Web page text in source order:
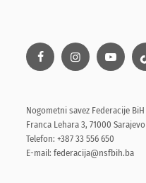
Nogometni savez Federacije BiH
Franca Lehara 3, 71000 Sarajevo
Telefon: +387 33 556 650
E-mail: federacija@nsfbih.ba